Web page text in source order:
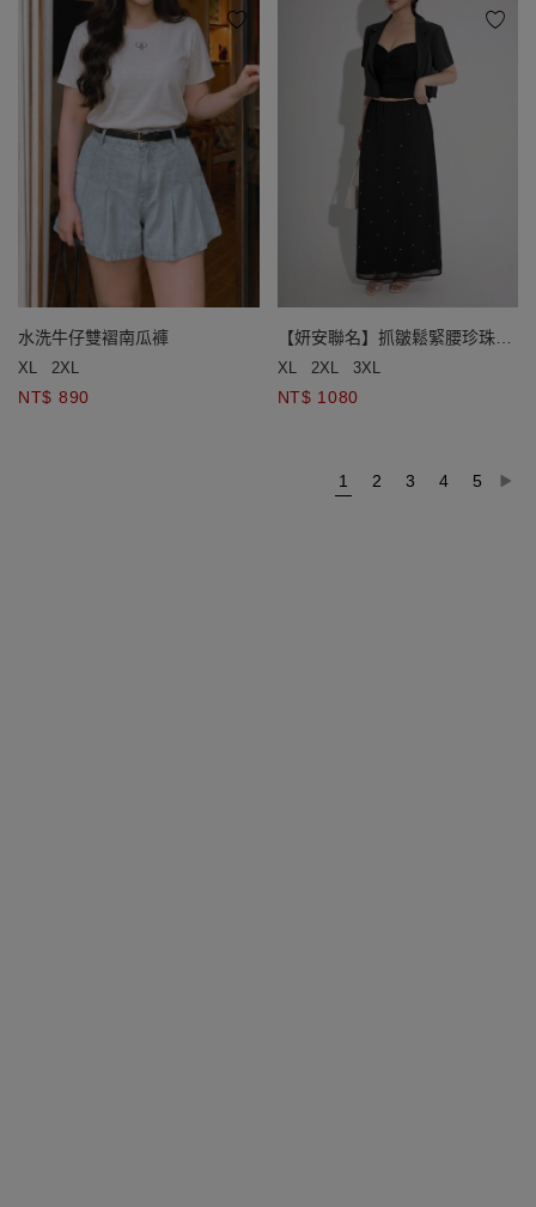
水洗牛仔雙褶南瓜褲
XL 2XL
NT$ 890
【妍安聯名】抓皺鬆緊腰珍珠點
綴後開衩直筒長裙
XL 2XL 3XL
NT$ 1080
1 2 3 4 5